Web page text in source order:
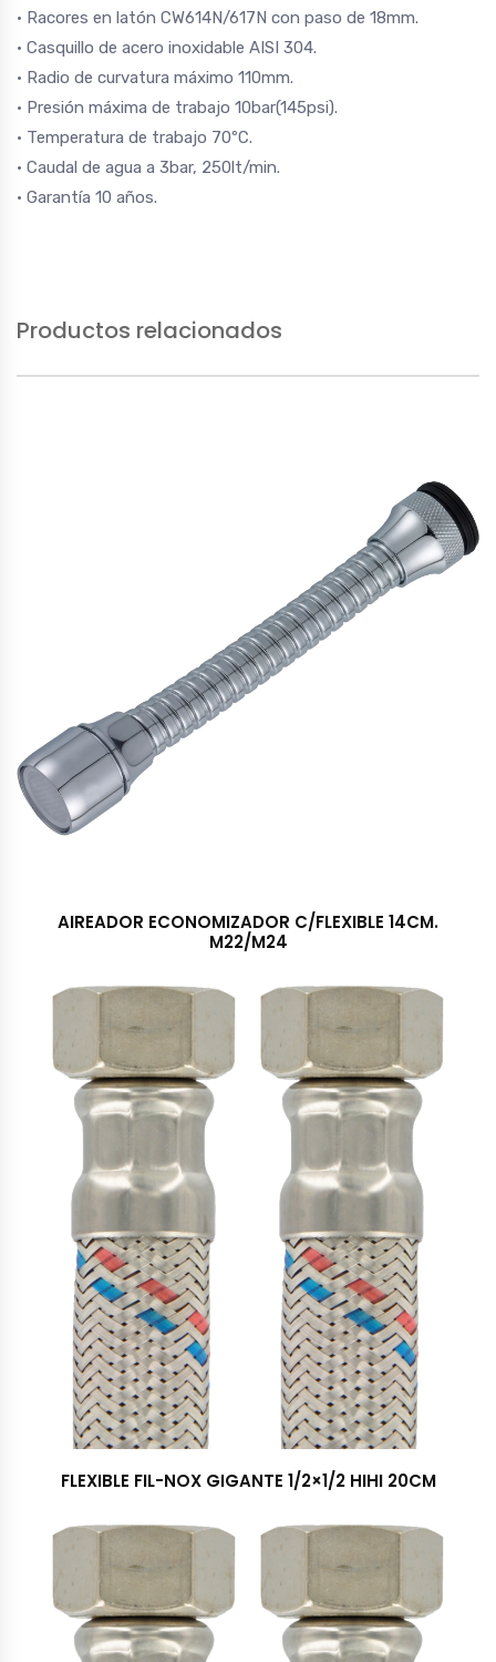
· Racores en latón CW614N/617N con paso de 18mm.
· Casquillo de acero inoxidable AISI 304.
· Radio de curvatura máximo 110mm.
· Presión máxima de trabajo 10bar(145psi).
· Temperatura de trabajo 70ºC.
· Caudal de agua a 3bar, 250lt/min.
· Garantía 10 años.
Productos relacionados
AIREADOR ECONOMIZADOR C/FLEXIBLE 14CM.
M22/M24
FLEXIBLE FIL-NOX GIGANTE 1/2×1/2 HIHI 20CM